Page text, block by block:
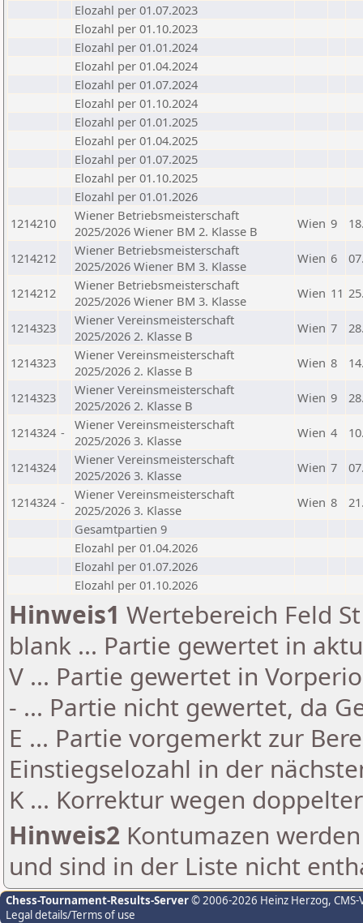
Elozahl per 01.07.2023
Elozahl per 01.10.2023
Elozahl per 01.01.2024
Elozahl per 01.04.2024
Elozahl per 01.07.2024
Elozahl per 01.10.2024
Elozahl per 01.01.2025
Elozahl per 01.04.2025
Elozahl per 01.07.2025
Elozahl per 01.10.2025
Elozahl per 01.01.2026
1214210
Wiener Betriebsmeisterschaft
2025/2026 Wiener BM 2. Klasse B
Wien 9
1214212
Wiener Betriebsmeisterschaft
2025/2026 Wiener BM 3. Klasse
Wien 6
1214212
Wiener Betriebsmeisterschaft
2025/2026 Wiener BM 3. Klasse
Wien 11
1214323
Wiener Vereinsmeisterschaft
2025/2026 2. Klasse B
Wien 7
1214323
Wiener Vereinsmeisterschaft
2025/2026 2. Klasse B
Wien 8
1214323
Wiener Vereinsmeisterschaft
2025/2026 2. Klasse B
Wien 9
1214324 -
Wiener Vereinsmeisterschaft
2025/2026 3. Klasse
Wien 4
1214324
Wiener Vereinsmeisterschaft
2025/2026 3. Klasse
Wien 7
1214324 -
Wiener Vereinsmeisterschaft
2025/2026 3. Klasse
Wien 8
Gesamtpartien 9
Elozahl per 01.04.2026
Elozahl per 01.07.2026
Elozahl per 01.10.2026
Hinweis1 Wertebereich Feld
blank ... Partie gewertet in
V ... Partie gewertet in
- ... Partie nicht gewertet, da
E ... Partie vorgemerkt zur
Einstiegselozahl in der
K ... Korrektur wegen
Hinweis2 Kontumazen
und sind in der Liste nicht
Chess-Tournament-Results-Server© 2006-2026 Heinz Herzog,
Legal details/Terms of use